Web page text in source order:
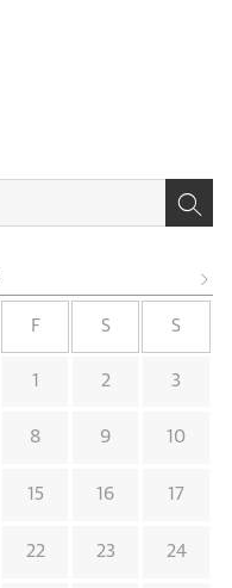
F S S
1 2 3
8 9 10
15 16 17
22 23 24